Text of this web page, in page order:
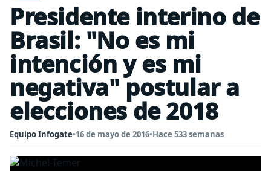
Presidente interino de
Brasil: "No es mi
intención y es mi
negativa" postular a
elecciones de 2018
Equipo Infogate•16 de mayo de 2016•Hace 533 semanas